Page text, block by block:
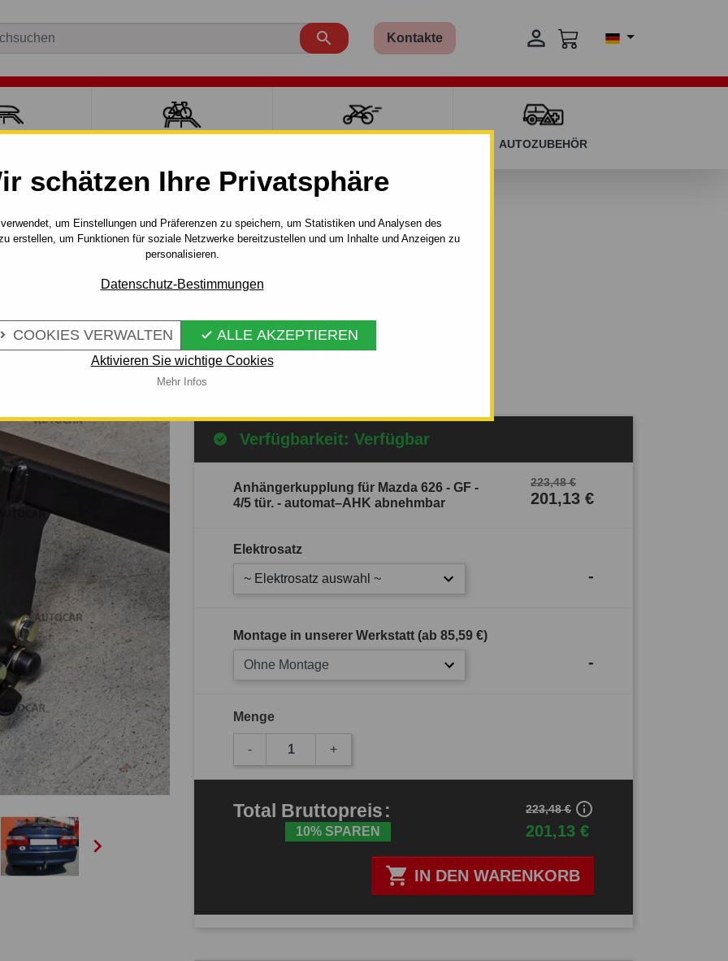
schätzen Ihre Privatsphäre
um Einstellungen und Präferenzen zu speichern, um Statistiken und Analysen des
erstellen, um Funktionen für soziale Netzwerke bereitzustellen und um Inhalte und Anzeigen zu
personalisieren.
Datenschutz-Bestimmungen
COOKIES VERWALTEN  ALLE AKZEPTIEREN
Aktivieren Sie wichtige Cookies
Mehr Infos
 Kontakte 
AUTOZUBEHÖR
- automat–AHK abnehmbar
MAZDA

Artikel-Nr.:
Mazda 626 - GF, 4/5 tür. 07.1997 - 07.2002
Mehr Infos
Verfügbarkeit: Verfügbar
Anhängerkupplung für Mazda 626 - GF -
4/5 tür. - automat–AHK abnehmbar
223,48 €
201,13 €
Elektrosatz
~ Elektrosatz auswahl ~ -
Montage in unserer Werkstatt (ab 85,59 €)
Ohne Montage -
Menge
- +
 IN DEN WARENKORB
Total Bruttopreis:
10% SPAREN 201,13 €
223,48 € info_outline